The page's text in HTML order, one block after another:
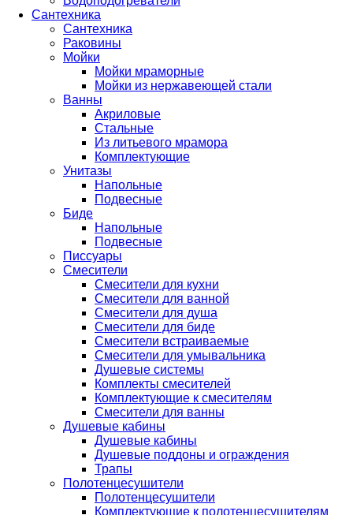
Сантехника
Сантехника
Раковины
Мойки
Мойки мраморные
Мойки из нержавеющей стали
Ванны
Акриловые
Стальные
Из литьевого мрамора
Комплектующие
Унитазы
Напольные
Подвесные
Биде
Напольные
Подвесные
Писсуары
Смесители
Смесители для кухни
Смесители для ванной
Смесители для душа
Смесители для биде
Смесители встраиваемые
Смесители для умывальника
Душевые системы
Комплекты смесителей
Комплектующие к смесителям
Смесители для ванны
Душевые кабины
Душевые кабины
Душевые поддоны и ограждения
Трапы
Полотенцесушители
Полотенцесушители
Комплектующие к полотенцесушителям